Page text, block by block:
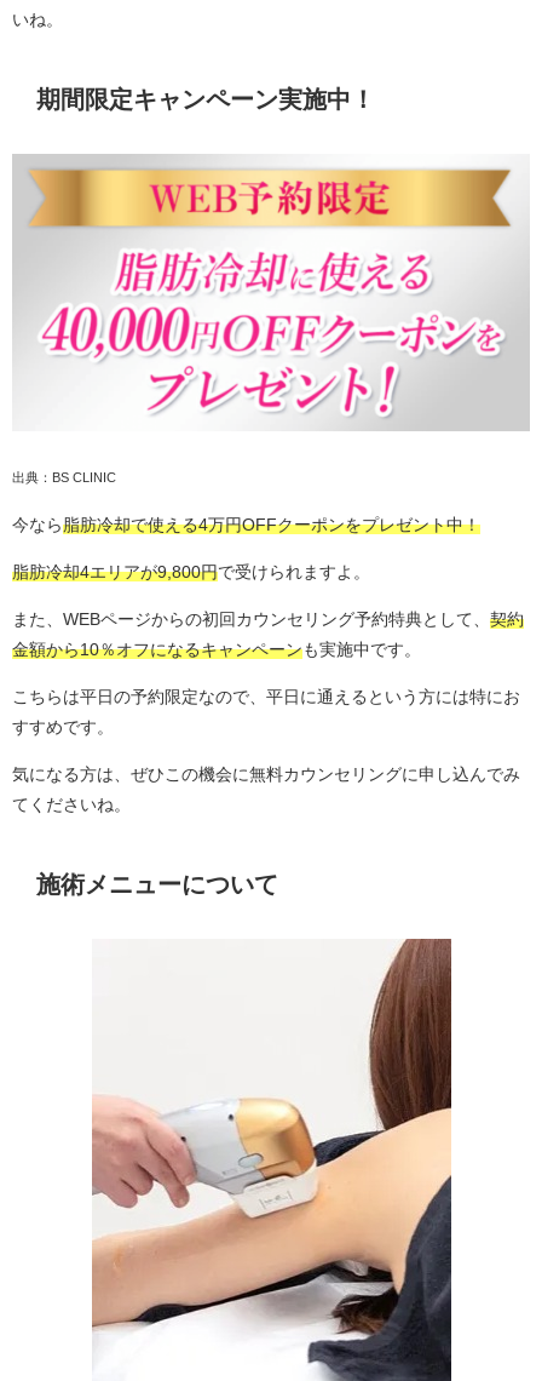
いね。
期間限定キャンペーン実施中！
出典：BS CLINIC
今なら脂肪冷却で使える4万円OFFクーポンをプレゼント中！
脂肪冷却4エリアが9,800円で受けられますよ。
また、WEBページからの初回カウンセリング予約特典として、 契約
金額から10％オフになるキャンペーンも実施中です。
こちらは平日の予約限定なので、平日に通えるという方には特にお
すすめです。
気になる方は、ぜひこの機会に無料カウンセリングに申し込んでみ
てくださいね。
施術メニューについて